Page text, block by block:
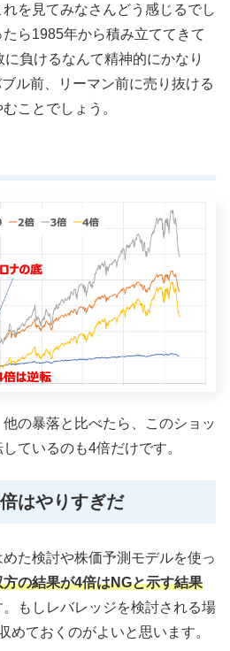
を見てみなさんどう感じるでし
ら1985年から積み立ててきて
負けるなんて精神的にかなり
ル前、リーマン前に売り抜ける
ことでしょう。
の暴落と比べたら、このショッ
ているのも4倍だけです。
はやりすぎだ
た検討や株価予測モデルを使っ
方の結果が4倍はNGと示す結果
もしレバレッジを検討される場
めておくのがよいと思います。